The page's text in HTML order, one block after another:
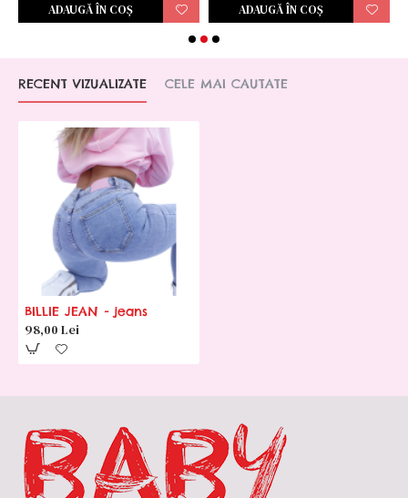
ADAUGĂ ÎN COŞ ADAUGĂ ÎN COŞ
RECENT VIZUALIZATE CELE MAI CAUTATE
BILLIE JEAN - jeans
98,00 Lei